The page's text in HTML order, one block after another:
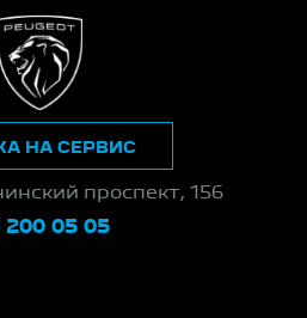
проспект, 156
200 05 05
НА СЕРВИС